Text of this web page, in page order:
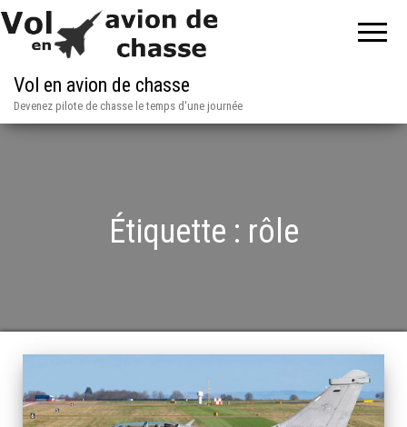
Vol en avion de chasse
Devenez pilote de chasse le temps d'une journée
Étiquette : rôle